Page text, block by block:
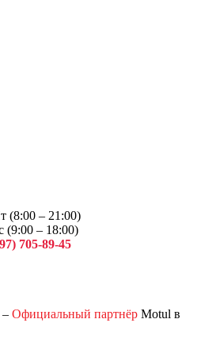
(8:00 – 21:00)
(9:00 – 18:00)
705-89-45
– Официальный партнёр Motul в